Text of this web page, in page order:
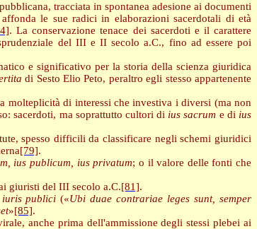
tracciata in spontanea adesione ai documenti
le sue radici in elaborazioni sacerdotali di età
. La conservazione tenace dei sacerdoti e il carattere
del III e II secolo a.C., fino ad essere poi
e significativo per la storia della scienza giuridica
di Sesto Elio Peto, peraltro egli stesso appartenente
molteplicità di interessi che investiva i diversi (ma non
sacerdoti, ma soprattutto cultori di ius sacrum e di ius
spesso difficili da classificare negli schemi giuridici
[79].
ius publicum, ius privatum; o il valore delle fonti che
giuristi del III secolo a.C.[81].
iuris publici («Ubi duae contrariae leges sunt, semper
»[85].
anche prima dell'ammissione degli stessi plebei ai